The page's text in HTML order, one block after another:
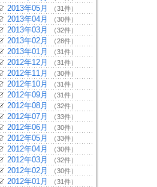
2013年05月 （31件）
2013年04月 （30件）
2013年03月 （32件）
2013年02月 （28件）
2013年01月 （31件）
2012年12月 （31件）
2012年11月 （30件）
2012年10月 （31件）
2012年09月 （31件）
2012年08月 （32件）
2012年07月 （33件）
2012年06月 （30件）
2012年05月 （33件）
2012年04月 （30件）
2012年03月 （32件）
2012年02月 （30件）
2012年01月 （31件）